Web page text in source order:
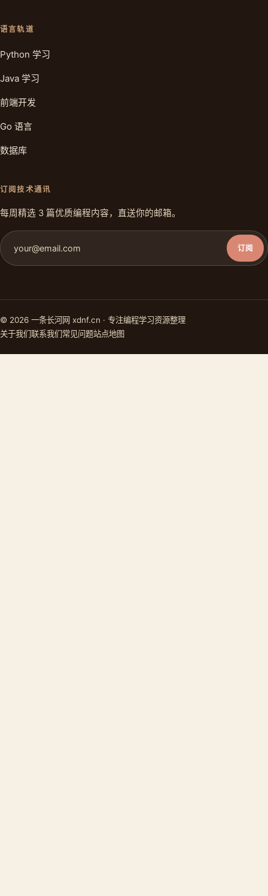
语言轨道
Python 学习
Java 学习
前端开发
Go 语言
数据库
订阅技术通讯
每周精选 3 篇优质编程内容，直送你的邮箱。
订阅
© 2026 一条长河网 xdnf.cn · 专注编程学习资源整理
关于我们联系我们常见问题站点地图